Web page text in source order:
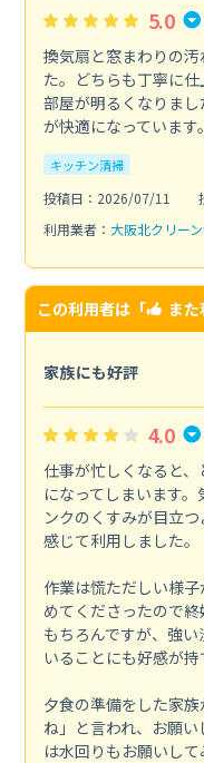
5.0
換気扇と窓まわりの
た。どちらも丁寧に
部屋が明るくなりま
が快適になっています。
キッチン清掃
投稿日：2026/07/11
利用業者： 大阪北クリー
この利用者は「 ま
家族にも好評
4.0
仕事が忙しくなると
になってしまいます
ンクのくすみが目立
感じて利用しました。
作業は慌ただしい様
めてくださったので
もちろんですが、強
いることにも好感が持
夕食の準備をした家
ね」と言われ、お願
は水回りもお願いして